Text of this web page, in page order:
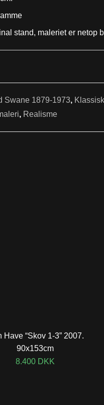
stand, maleriet er netop
Swane 1879-1973, Klassisk
, Realisme
Have “Skov 1-3” 2007.
90x153cm
8.400 DKK